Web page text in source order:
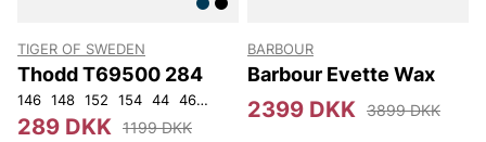
TIGER OF SWEDEN
Thodd T69500 284
146 148 152 154 44 46 48 50 52 54 56 92 104
289 DKK 1199 DKK
BARBOUR
Barbour Evette Wax
2399 DKK 3899 DKK